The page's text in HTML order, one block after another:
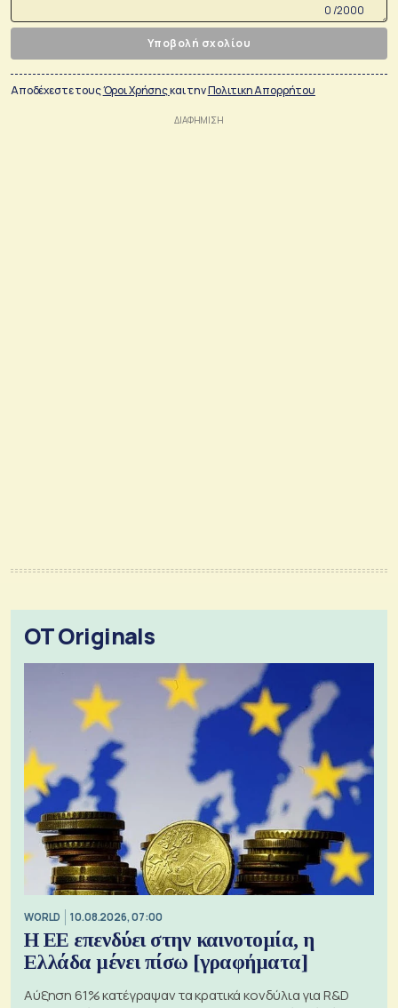
0 /2000
Υποβολή σχολίου
Αποδέχεστε τουςΌροι Χρήσηςκαι τηνΠολιτικη Απορρήτου
OT Originals
WORLD 10.08.2026, 07:00
Η ΕΕ επενδύει στην καινοτομία, η
Ελλάδα μένει πίσω [γραφήματα]
Αύξηση 61% κατέγραψαν τα κρατικά κονδύλια για R&D